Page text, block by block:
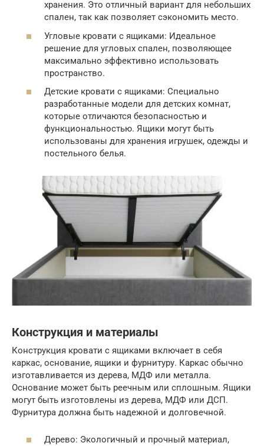
хранения. Это отличный вариант для небольших
спален, так как позволяет сэкономить место.
Угловые кровати с ящиками: Идеальное
решение для угловых спален, позволяющее
максимально эффективно использовать
пространство.
Детские кровати с ящиками: Специально
разработанные модели для детских комнат,
которые отличаются безопасностью и
функциональностью. Ящики могут быть
использованы для хранения игрушек, одежды и
постельного белья.
Конструкция и материалы
Конструкция кровати с ящиками включает в себя
каркас, основание, ящики и фурнитуру. Каркас обычно
изготавливается из дерева, МДФ или металла.
Основание может быть реечным или сплошным. Ящики
могут быть изготовлены из дерева, МДФ или ДСП.
Фурнитура должна быть надежной и долговечной.
Дерево: Экологичный и прочный материал,